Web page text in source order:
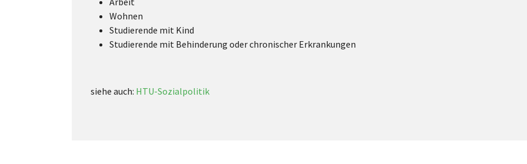
Wohnen
Studierende mit Kind
Studierende mit Behinderung oder chronischer Erkrankungen
siehe auch: HTU-Sozialpolitik